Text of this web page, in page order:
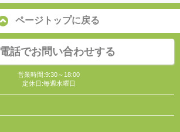
ページトップに戻る
電話でお問い合わせする
営業時間:9:30～18:00
定休日:毎週水曜日